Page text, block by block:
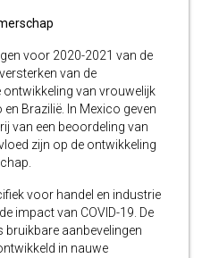
voor 2020-2021 van de
van de
van vrouwelijk
Brazilië. In Mexico geven
van een beoordeling van
zijn op de ontwikkeling
voor handel en industrie
impact van COVID-19. De
bruikbare aanbevelingen
in nauwe